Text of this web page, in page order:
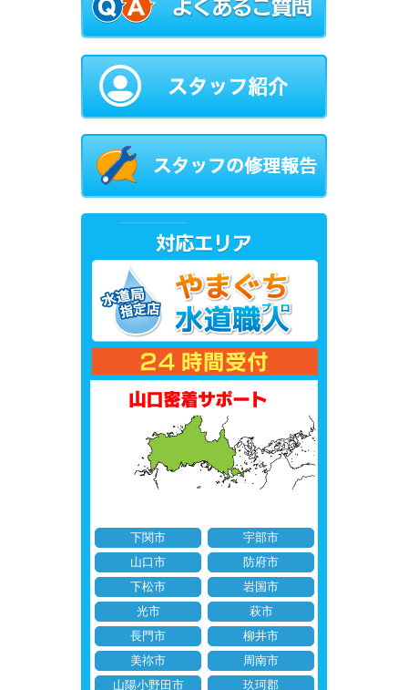
下関市
宇部市
山口市
防府市
下松市
岩国市
光市
萩市
長門市
柳井市
美祢市
周南市
山陽小野田市
玖珂郡